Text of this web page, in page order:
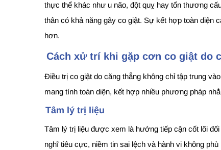
thực thể khác như u não, đột quỵ hay tổn thương
thân có khả năng gây co giật. Sự kết hợp toàn diện
hơn.
Cách xử trí khi gặp cơn co giật do
Điều trị co giật do căng thẳng không chỉ tập trung
mang tính toàn diện, kết hợp nhiều phương pháp
Tâm lý trị liệu
Tâm lý trị liệu được xem là hướng tiếp cận cốt lõi
nghĩ tiêu cực, niềm tin sai lệch và hành vi không